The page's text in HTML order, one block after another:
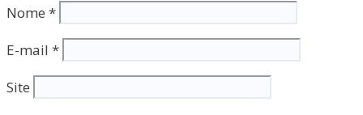
Nome *
E-mail *
Site